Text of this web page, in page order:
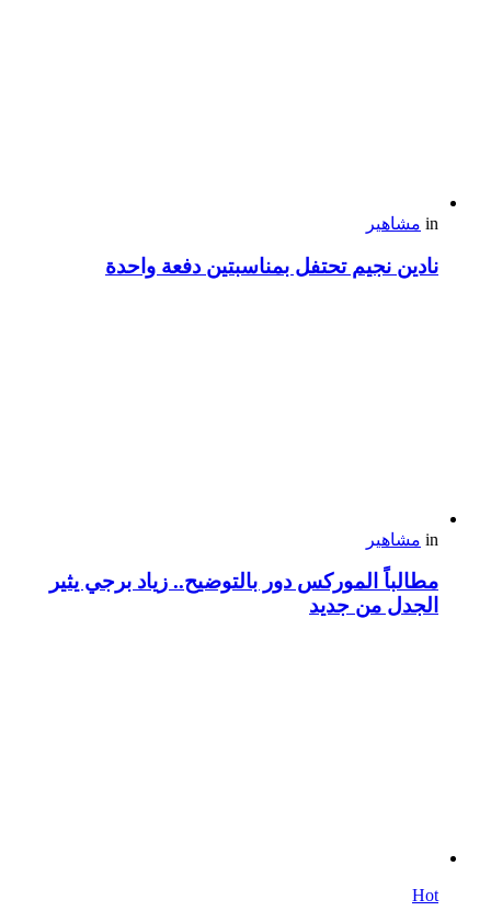
in مشاهير
نادين نجيم تحتفل بمناسبتين دفعة واحدة
in مشاهير
مطالباً الموركس دور بالتوضيح.. زياد برجي يثير
الجدل من جديد
Hot